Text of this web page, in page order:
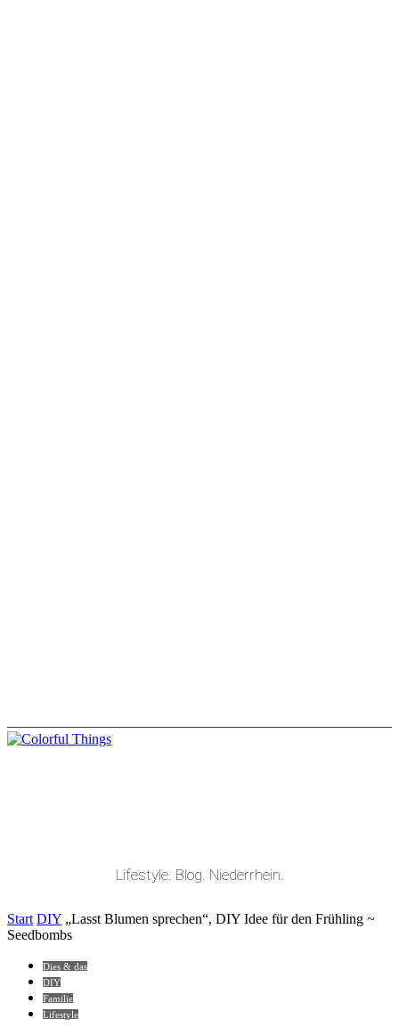
Lifestyle. Blog. Niederrhein.
Start DIY „Lasst Blumen sprechen“, DIY Idee für den Frühling ~
Seedbombs
Dies & das
DIY
Familie
Lifestyle